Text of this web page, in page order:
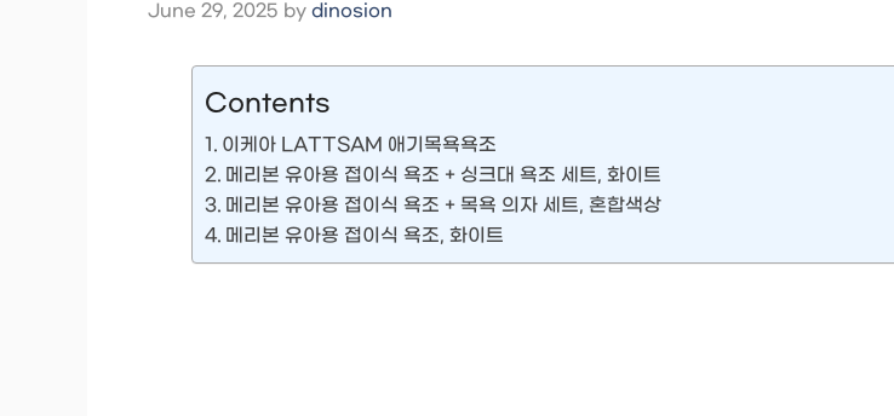
June 29, 2025 by dinosion
Contents
이케아 LATTSAM 애기목욕욕조
메리본 유아용 접이식 욕조 + 싱크대 욕조 세트, 화이트
메리본 유아용 접이식 욕조 + 목욕 의자 세트, 혼합색상
메리본 유아용 접이식 욕조, 화이트